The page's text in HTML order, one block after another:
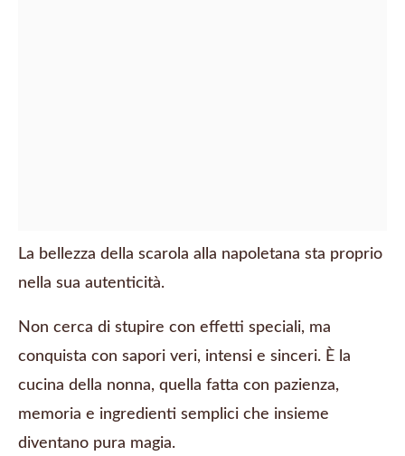
La bellezza della scarola alla napoletana sta proprio
nella sua autenticità.
Non cerca di stupire con effetti speciali, ma
conquista con sapori veri, intensi e sinceri. È la
cucina della nonna, quella fatta con pazienza,
memoria e ingredienti semplici che insieme
diventano pura magia.